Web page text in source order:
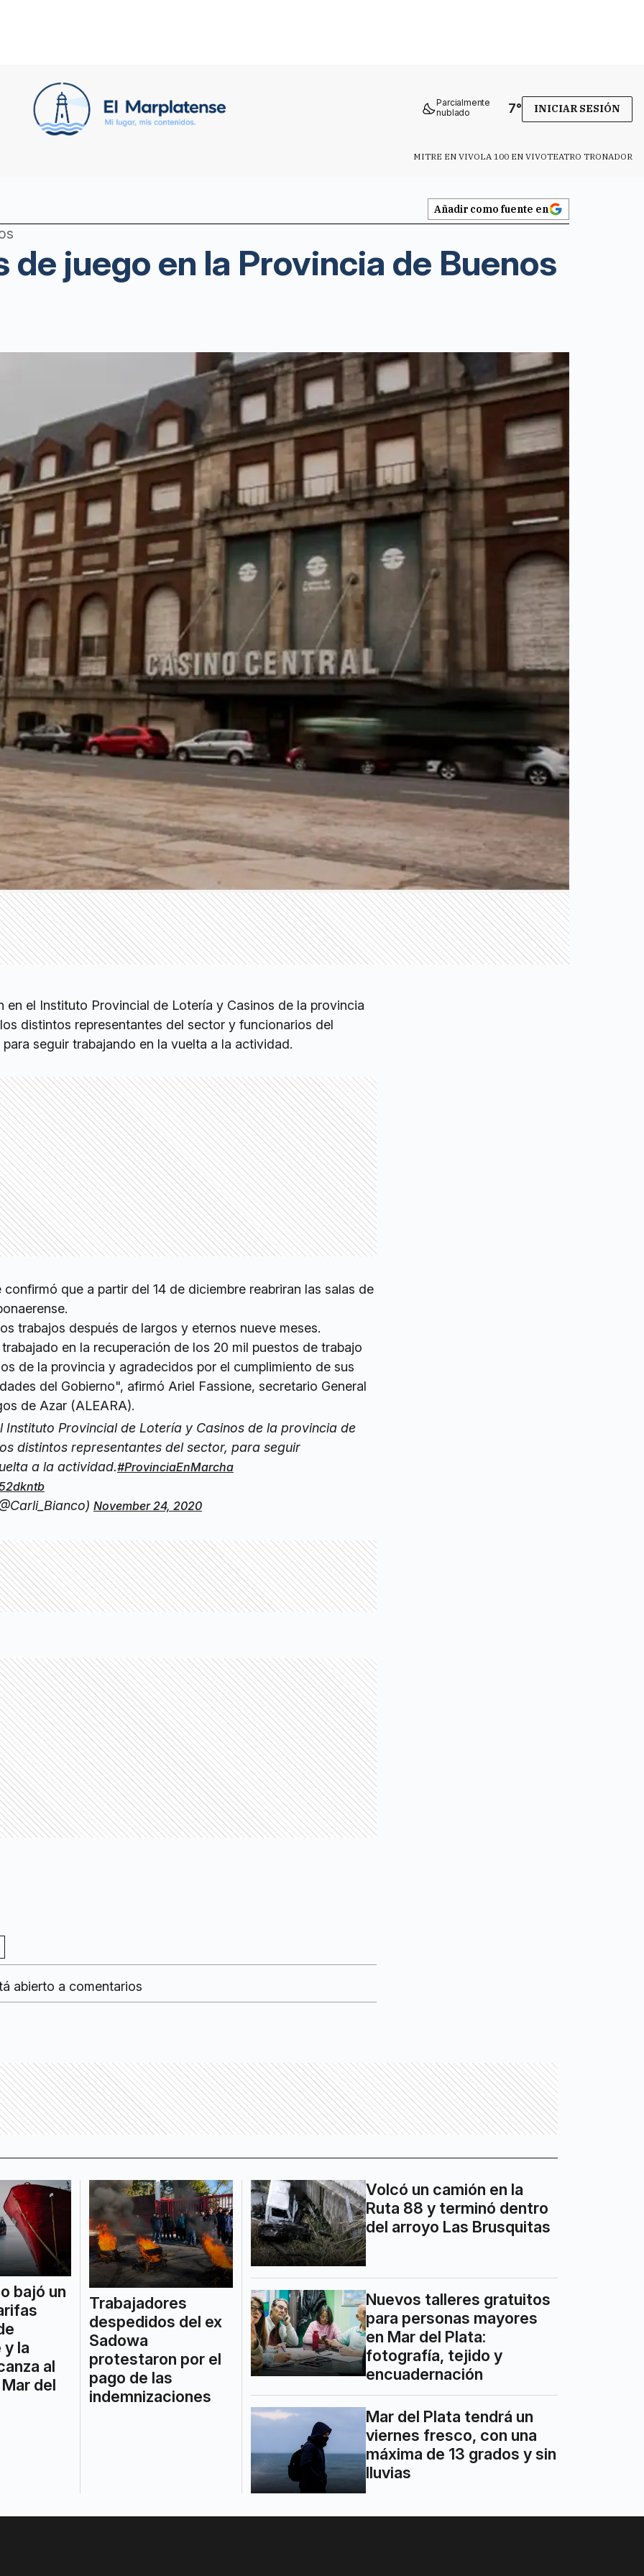
Parcialmente
nublado
7° INICIAR SESIÓN
MITRE EN VIVOLA 100 EN VIVOTEATRO TRONADOR
Añadir como fuente en
de juego en la Provincia de Buenos
en el Instituto Provincial de Lotería y Casinos de la provincia
distintos representantes del sector y funcionarios del
seguir trabajando en la vuelta a la actividad.
que a partir del 14 de diciembre reabriran las salas de
trabajos después de largos y eternos nueve meses.
en la recuperación de los 20 mil puestos de trabajo
de la provincia y agradecidos por el cumplimiento de sus
del Gobierno", afirmó Ariel Fassione, secretario General
de Azar (ALEARA).
Instituto Provincial de Lotería y Casinos de la provincia de
distintos representantes del sector, para seguir
a la actividad.#ProvinciaEnMarcha
November 24, 2020
abierto a comentarios
bajó un
la
al
del
Trabajadores
despedidos del ex
Sadowa
protestaron por el
pago de las
indemnizaciones
Volcó un camión en la
Ruta 88 y terminó dentro
del arroyo Las Brusquitas
Nuevos talleres gratuitos
para personas mayores
en Mar del Plata:
fotografía, tejido y
encuadernación
Mar del Plata tendrá un
viernes fresco, con una
máxima de 13 grados y sin
lluvias